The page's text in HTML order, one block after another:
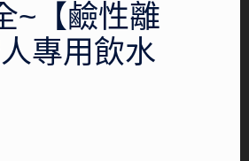
~【鹼性離
專用飲水